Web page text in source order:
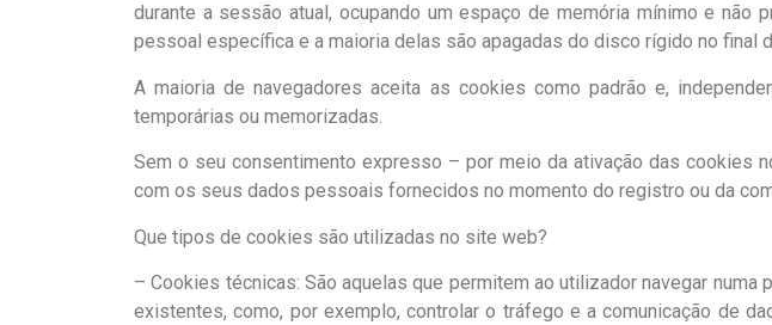
durante a sessão atual, ocupando um espaço de memória mínimo e não
pessoal específica e a maioria delas são apagadas do disco rígido no final
A maioria de navegadores aceita as cookies como padrão e,
temporárias ou memorizadas.
Sem o seu consentimento expresso – por meio da ativação das cookies
com os seus dados pessoais fornecidos no momento do registro ou da
Que tipos de cookies são utilizadas no site web?
– Cookies técnicas: São aquelas que permitem ao utilizador navegar
existentes, como, por exemplo, controlar o tráfego e a comunicação de